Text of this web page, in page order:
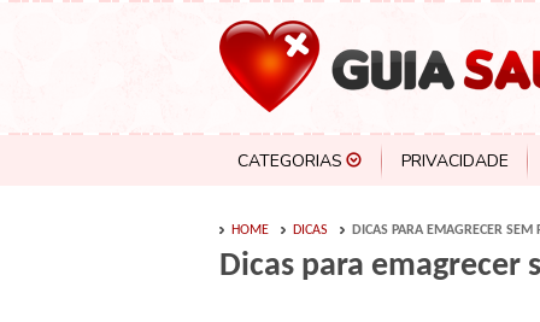
CATEGORIAS PRIVACIDADE
HOME DICAS DICAS PARA EMAGRECER SEM
Dicas para emagrecer